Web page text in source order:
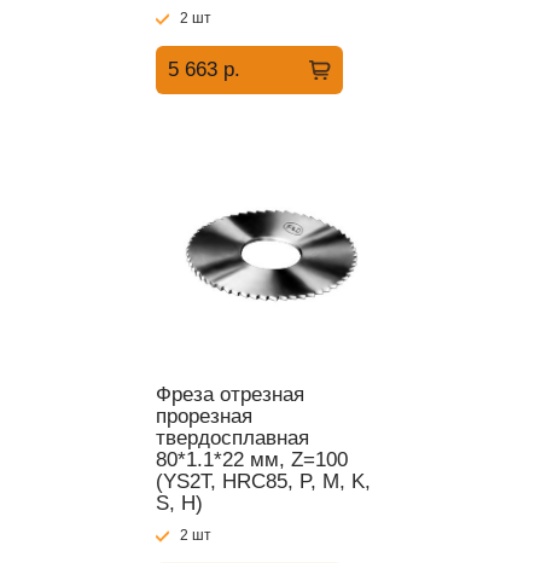
2 шт
5 663 р.
Фреза отрезная
прорезная
твердосплавная
80*1.1*22 мм, Z=100
(YS2T, HRC85, P, M, K,
S, H)
2 шт